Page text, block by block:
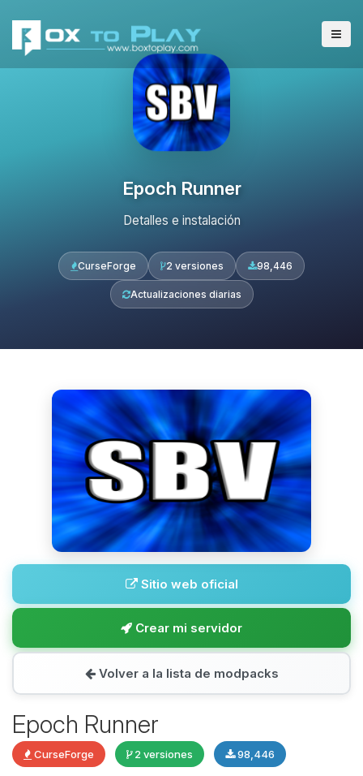
Epoch Runner
Detalles e instalación
CurseForge 2 versiones 98,446
Actualizaciones diarias
Sitio web oficial
Crear mi servidor
Volver a la lista de modpacks
Epoch Runner
CurseForge 2 versiones 98,446